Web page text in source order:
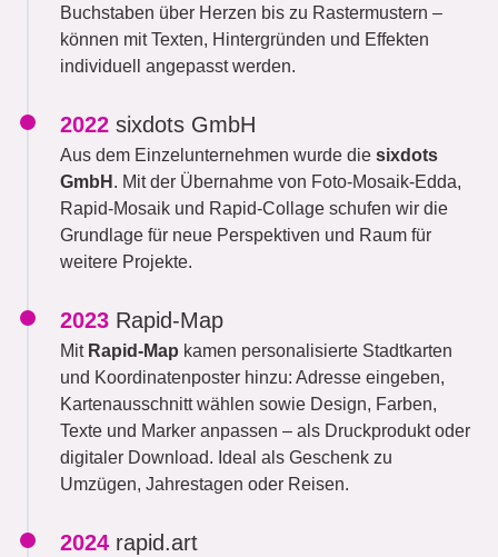
Buchstaben über Herzen bis zu Rastermustern –
können mit Texten, Hintergründen und Effekten
individuell angepasst werden.
2022 sixdots GmbH
Aus dem Einzelunternehmen wurde die sixdots
GmbH . Mit der Übernahme von Foto-Mosaik-Edda,
Rapid-Mosaik und Rapid-Collage schufen wir die
Grundlage für neue Perspektiven und Raum für
weitere Projekte.
2023 Rapid-Map
Mit Rapid-Map kamen personalisierte Stadtkarten
und Koordinatenposter hinzu: Adresse eingeben,
Kartenausschnitt wählen sowie Design, Farben,
Texte und Marker anpassen – als Druckprodukt oder
digitaler Download. Ideal als Geschenk zu
Umzügen, Jahrestagen oder Reisen.
2024 rapid.art